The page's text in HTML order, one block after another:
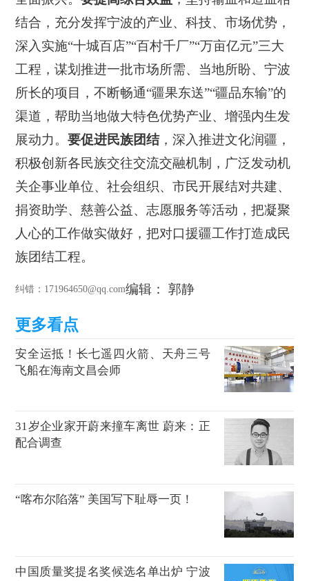
结合，充分发挥宁波的产业、科技、市场优势，
深入实施“十城百店”“百村千厂”“万亩亿元”三大
工程，谋划推进一批市场所需、当地所盼、宁波
所长的项目，不断畅通“疆果东送”“疆品东输”的
渠道，帮助当地做大特色优势产业、增强内生发
展动力。要促进民族团结，深入推进文化润疆，
积极创新各民族交往交流交融机制，广泛发动机
关企事业单位、社会组织、市民开展结对共建、
捐资助学、慈善公益、志愿服务等活动，把凝聚
人心的工作做实做好，把对口援疆工作打造成民
族团结工程。
纠错 ：171964650@qq.com编辑： 郭静
安全运抵！长七遥四火箭、天舟三号
飞船在海南文昌会师
31岁企业家开蔚来撞车离世 蔚来：正
配合调查
“喀布尔陷落” 美国写下耻辱一页！
中国质量奖提名奖候选名单出炉 宁波